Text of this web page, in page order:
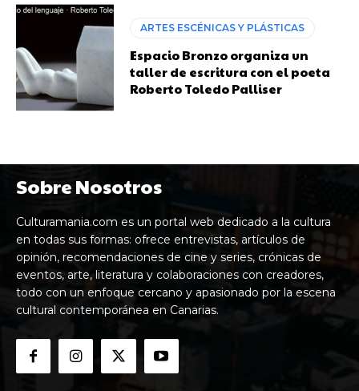
ARTES ESCÉNICAS Y PLÁSTICAS
Espacio Bronzo organiza un
taller de escritura con el poeta
Roberto Toledo Palliser
Sobre Nosotros
Culturamania.com es un portal web dedicado a la cultura
en todas sus formas: ofrece entrevistas, artículos de
opinión, recomendaciones de cine y series, crónicas de
eventos, arte, literatura y colaboraciones con creadores,
todo con un enfoque cercano y apasionado por la escena
cultural contemporánea en Canarias.